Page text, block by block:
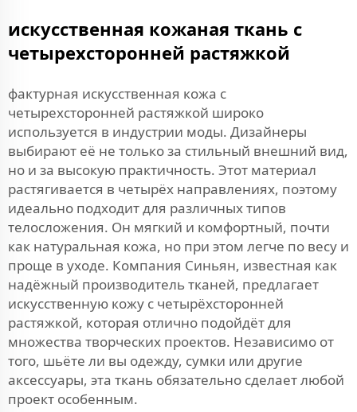
искусственная кожаная ткань с
четырехсторонней растяжкой
фактурная искусственная кожа с
четырехсторонней растяжкой широко
используется в индустрии моды. Дизайнеры
выбирают её не только за стильный внешний вид,
но и за высокую практичность. Этот материал
растягивается в четырёх направлениях, поэтому
идеально подходит для различных типов
телосложения. Он мягкий и комфортный, почти
как натуральная кожа, но при этом легче по весу и
проще в уходе. Компания Синьян, известная как
надёжный производитель тканей, предлагает
искусственную кожу с четырёхсторонней
растяжкой, которая отлично подойдёт для
множества творческих проектов. Независимо от
того, шьёте ли вы одежду, сумки или другие
аксессуары, эта ткань обязательно сделает любой
проект особенным.